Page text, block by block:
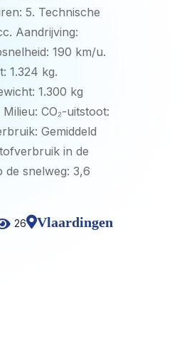
5. Technische
Aandrijving:
190 km/u.
1.324 kg.
1.300 kg
CO₂-uitstoot:
Gemiddeld
in de
snelweg: 3,6
26 Vlaardingen